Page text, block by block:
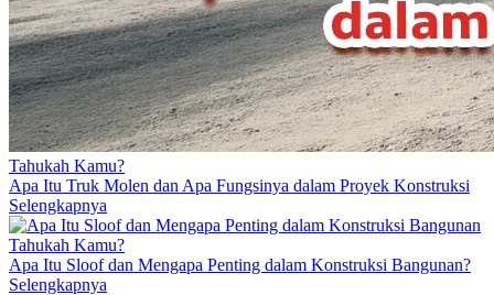
Tahukah Kamu?
Apa Itu Truk Molen dan Apa Fungsinya dalam Proyek Konstruksi
Selengkapnya
Tahukah Kamu?
Apa Itu Sloof dan Mengapa Penting dalam Konstruksi Bangunan?
Selengkapnya